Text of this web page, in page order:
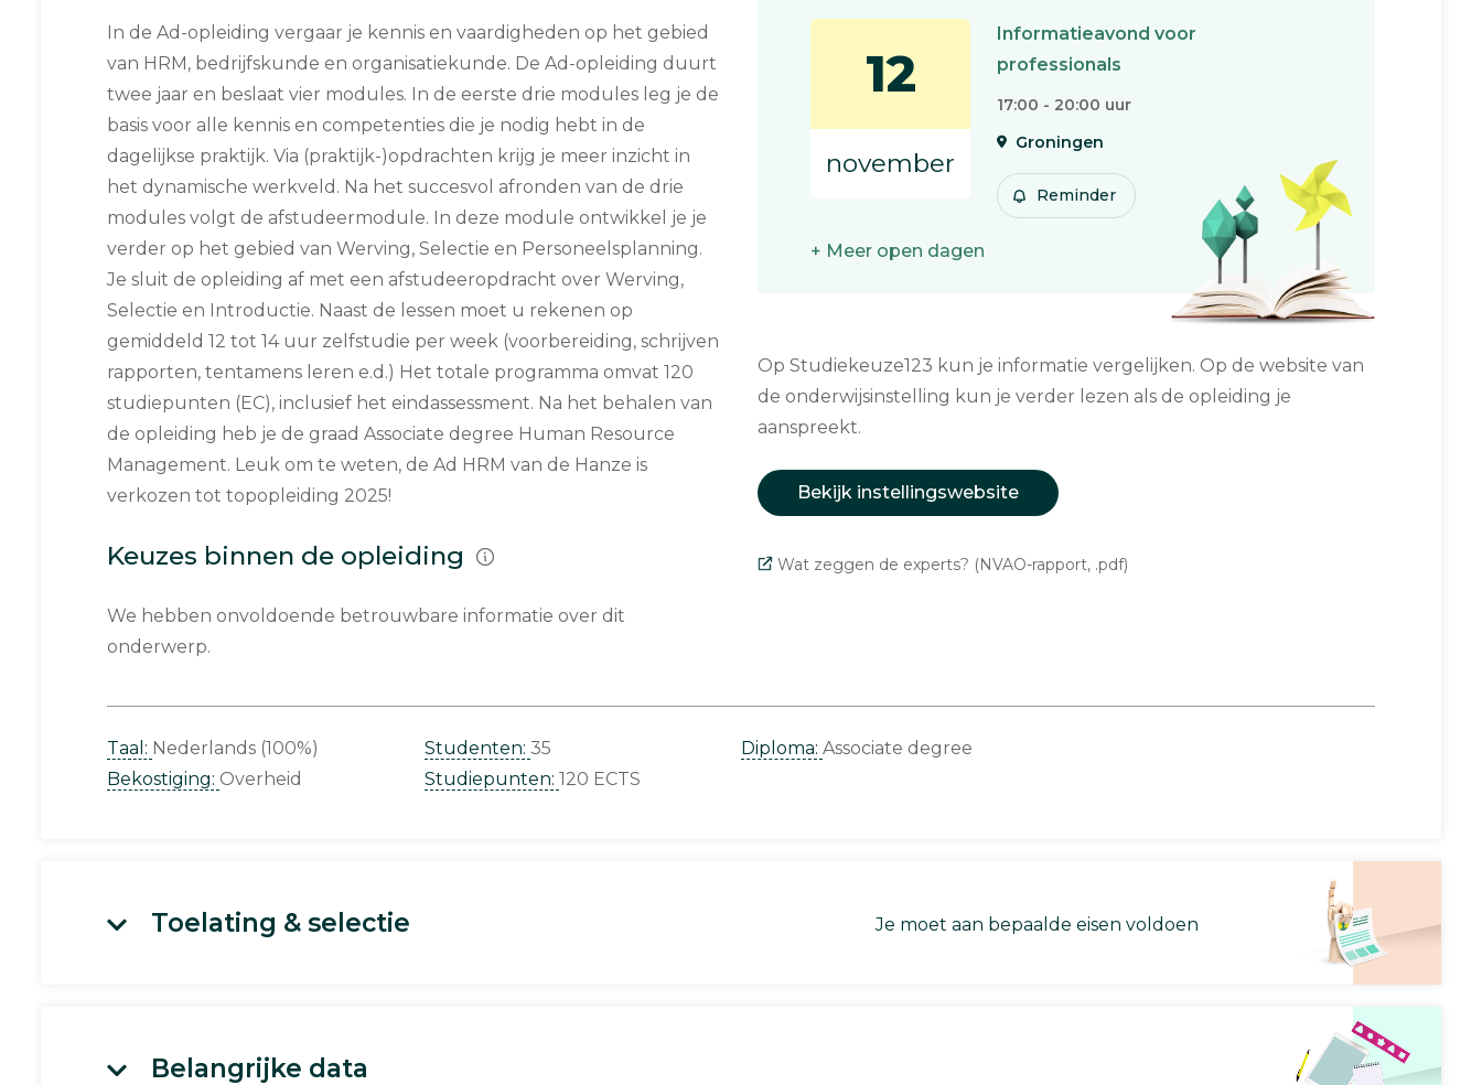
In de Ad-opleiding vergaar je kennis en vaardigheden op het gebied
van HRM, bedrijfskunde en organisatiekunde. De Ad-opleiding duurt
twee jaar en beslaat vier modules. In de eerste drie modules leg je de
basis voor alle kennis en competenties die je nodig hebt in de
dagelijkse praktijk. Via (praktijk-)opdrachten krijg je meer inzicht in
het dynamische werkveld. Na het succesvol afronden van de drie
modules volgt de afstudeermodule. In deze module ontwikkel je je
verder op het gebied van Werving, Selectie en Personeelsplanning.
Je sluit de opleiding af met een afstudeeropdracht over Werving,
Selectie en Introductie. Naast de lessen moet u rekenen op
gemiddeld 12 tot 14 uur zelfstudie per week (voorbereiding, schrijven
rapporten, tentamens leren e.d.) Het totale programma omvat 120
studiepunten (EC), inclusief het eindassessment. Na het behalen van
de opleiding heb je de graad Associate degree Human Resource
Management. Leuk om te weten, de Ad HRM van de Hanze is
verkozen tot topopleiding 2025!
Keuzes binnen de opleiding
We hebben onvoldoende betrouwbare informatie over dit
onderwerp.
12
november
Informatieavond voor
professionals
17:00 - 20:00 uur
Groningen
Reminder
+ Meer open dagen
Op Studiekeuze123 kun je informatie vergelijken. Op de website van
de onderwijsinstelling kun je verder lezen als de opleiding je
aanspreekt.
Bekijk instellingswebsite
Wat zeggen de experts? (NVAO-rapport, .pdf)
Taal: Nederlands (100%)
Bekostiging: Overheid
Studenten: 35
Studiepunten: 120 ECTS
Diploma: Associate degree
Toelating & selectie Je moet aan bepaalde eisen voldoen
Belangrijke data